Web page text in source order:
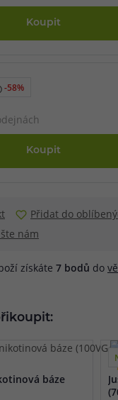
Koupit
-58%
Koupit
Přidat do
nám
získáte 7 bodů do
báze